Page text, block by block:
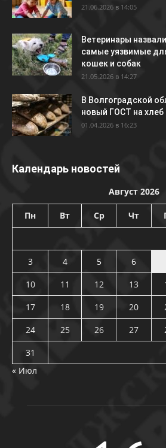
21.06.2026 в 14:05
Ветеринары
самые уязвимые
кошек и собак
21.05.2026 в 14:27
В Волгоградской
новый ГОСТ на хлеб
01.04.2026 в 16:23
Календарь новостей
Август 2026
Пн Вт Ср Чт
3
4 5 6
10
11 12 13
17
18 19 20
24
25 26 27
31
« Июл